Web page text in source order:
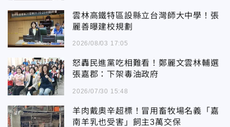
雲林高鐵特區設縣立台灣師大中學！張
麗善曝建校規劃
2026/08/03 17:05
怒轟民進黨吃相難看！鄭麗文雲林輔選
張嘉郡：下架毒油政府
2026/07/30 15:48
羊肉戴奧辛超標！冒用畜牧場名義「嘉
南羊乳也受害」飼主3萬交保